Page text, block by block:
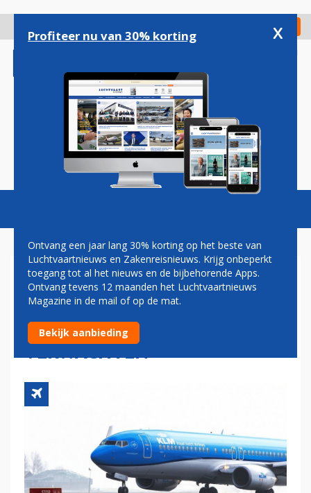
gaan
Check in
Magazine Podcasts Vacatures
BROODJE KAAS VOOR 6 EURO:
DIT KUN JE OP KLM'S BUY-
ON-BOARD-VLUCHTEN
VERWACHTEN
Profiteer nu van 30% korting x
Ontvang een jaar lang 30% korting op het beste van
Luchtvaartnieuws en Zakenreisnieuws. Krijg onbeperkt
toegang tot al het nieuws en de bijbehorende Apps.
Ontvang tevens 12 maanden het Luchtvaartnieuws
Magazine in de mail of op de mat.
Bekijk aanbieding